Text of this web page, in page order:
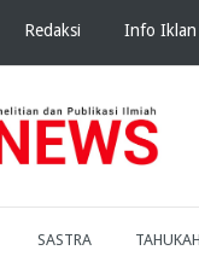
Redaksi Info Iklan
SASTRA